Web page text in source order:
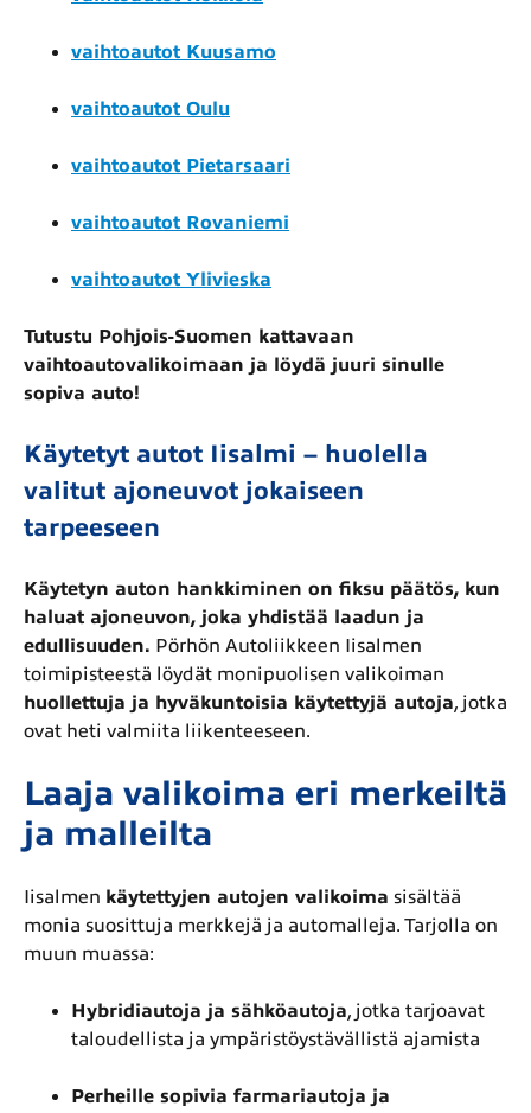
vaihtoautot Kuusamo
vaihtoautot Oulu
vaihtoautot Pietarsaari
vaihtoautot Rovaniemi
vaihtoautot Ylivieska
Tutustu Pohjois-Suomen kattavaan
vaihtoautovalikoimaan ja löydä juuri sinulle
sopiva auto!
Käytetyt autot Iisalmi – huolella
valitut ajoneuvot jokaiseen
tarpeeseen
Käytetyn auton hankkiminen on fiksu päätös, kun
haluat ajoneuvon, joka yhdistää laadun ja
edullisuuden. Pörhön Autoliikkeen Iisalmen
toimipisteestä löydät monipuolisen valikoiman
huollettuja ja hyväkuntoisia käytettyjä autoja, jotka
ovat heti valmiita liikenteeseen.
Laaja valikoima eri merkeiltä
ja malleilta
Iisalmen käytettyjen autojen valikoima sisältää
monia suosittuja merkkejä ja automalleja. Tarjolla on
muun muassa:
Hybridiautoja ja sähköautoja, jotka tarjoavat
taloudellista ja ympäristöystävällistä ajamista
Perheille sopivia farmariautoja ja